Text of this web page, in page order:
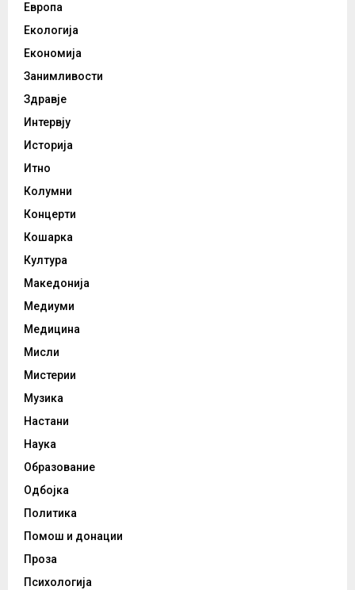
Европа
Екологија
Економија
Занимливости
Здравје
Интервју
Историја
Итно
Колумни
Концерти
Кошарка
Култура
Македонија
Медиуми
Медицина
Мисли
Мистерии
Музика
Настани
Наука
Образование
Одбојка
Политика
Помош и донации
Проза
Психологија